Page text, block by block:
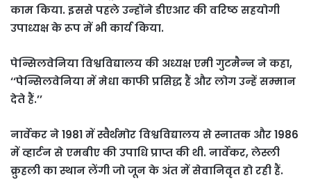
काम किया. इससे पहले उन्होंने डीएआर की वरिष्ठ सहयोगी
उपाध्यक्ष के रूप में भी कार्य किया.
पेन्सिलवेनिया विश्वविद्यालय की अध्यक्ष एमी गुटमैन्‍न ने कहा,
‘‘पेन्सिलवेनिया में मेधा काफी प्रसिद्ध हैं और लोग उन्हें सम्मान
देते हैं.’’
नार्वेकर ने 1981 में स्वैर्थमोर विश्वविद्यालय से स्नातक और 1986
में व्हार्टन से एमबीए की उपाधि प्राप्त की थी. नार्वेकर, लेस्ली
क्रुहली का स्थान लेंगी जो जून के अंत में सेवानिवृत हो रही हैं.